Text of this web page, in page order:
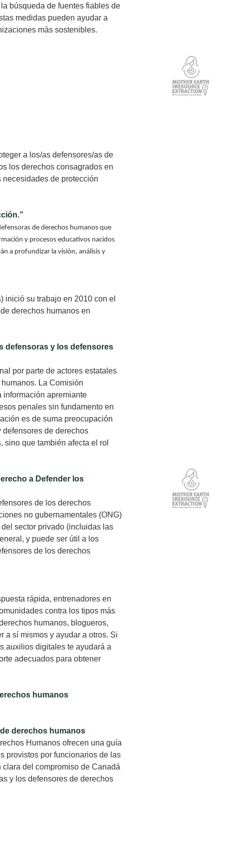
búsqueda de fuentes fiables de
medidas pueden ayudar a
más sostenibles.
a los/as defensores/as de
los derechos consagrados en
necesidades de protección
de derechos humanos que
y procesos educativos nacidos
a profundizar la visión, análisis y
inició su trabajo en 2010 con el
derechos humanos en
defensoras y los defensores
por parte de actores estatales
La Comisión
información apremiante
penales sin fundamento en
es de suma preocupación
de derechos
sino que también afecta el rol
a Defender los
de los derechos
no gubernamentales (ONG)
sector privado (incluidas las
y puede ser útil a los
de los derechos
rápida, entrenadores en
contra los tipos más
humanos, blogueros,
a sí mismos y ayudar a otros. Si
auxilios digitales te ayudará a
adecuados para obtener
humanos
derechos humanos
Humanos ofrecen una guía
provistos por funcionarios de las
del compromiso de Canadá
y los defensores de derechos